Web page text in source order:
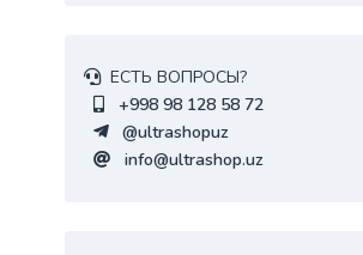
ЕСТЬ ВОПРОСЫ?
+998 98 128 58 72
@ultrashopuz
info@ultrashop.uz